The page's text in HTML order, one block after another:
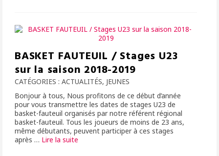
BASKET FAUTEUIL / Stages U23
sur la saison 2018-2019
CATÉGORIES : ACTUALITÉS, JEUNES
Bonjour à tous, Nous profitons de ce début d’année
pour vous transmettre les dates de stages U23 de
basket-fauteuil organisés par notre référent régional
basket-fauteuil. Tous les joueurs de moins de 23 ans,
même débutants, peuvent participer à ces stages
après … Lire la suite­­